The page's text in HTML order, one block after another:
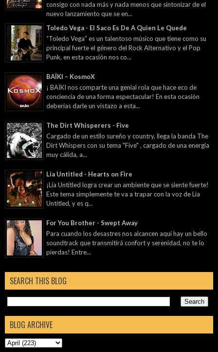
consigo con nada más y nada menos que sintonizar de el
nuevo lanzamiento que se en...
Toledo Vega - El Saco Es De A Quien Le Quede
“Toledo Vega” es un talentoso músico que tiene como su
principal fuerte el género del Rock Alternativo y el Pop
Punk, en esta ocasión nos co...
BAÏKI – KosmoX
¡ BAÏKI nos comparte una genial rola que hace eco de
conciencia de una forma espectacular! En esta ocasión
deberías darle un vistazo a esta...
The Dirt Whisperers - Five
Cargado de un estilo sureño y country, llega la banda The
Dirt Whispers con su tema "Five" , cargado de una energía
muy cálida, a...
Lia Untitled - Hearts on Fire
¡Lia Untitled logra crear un ambiente que se siente fuerte!
Este tema simplemente te va a trapar con la voz de Lia
Untitled, y es q...
For You Brother - Swept Away
Para cuando los desastres nos alcancen aquí hay un bello
soundtrack que transmitirá confort y serenidad, no te lo
pierdas! Entre...
SEARCH THIS BLOG
BLOG ARCHIVE